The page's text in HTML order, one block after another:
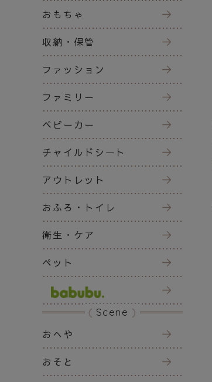
おもちゃ
収納・保管
ファッション
ファミリー
ベビーカー
チャイルドシート
アウトレット
おふろ・トイレ
衛生・ケア
ペット
Scene
おへや
おそと